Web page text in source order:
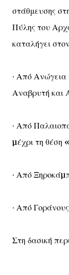
στάθμευσης
Πύλης του
καταλήγει
∙ Από
Αναβρυτή και
∙ Από
µέχρι τη θέση
∙ Από
∙ Από
Στη δασική